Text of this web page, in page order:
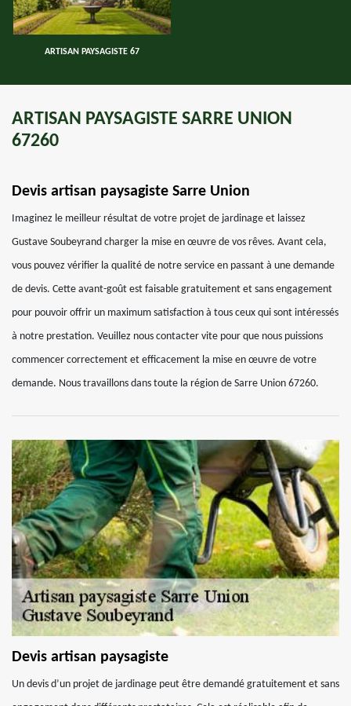
ARTISAN PAYSAGISTE 67
ARTISAN PAYSAGISTE SARRE UNION
67260
Devis artisan paysagiste Sarre Union
Imaginez le meilleur résultat de votre projet de jardinage et laissez
Gustave Soubeyrand charger la mise en œuvre de vos rêves. Avant cela,
vous pouvez vérifier la qualité de notre service en passant à une demande
de devis. Cette avant-goût est faisable gratuitement et sans engagement
pour pouvoir offrir un maximum satisfaction à tous ceux qui sont intéressés
à notre prestation. Veuillez nous contacter vite pour que nous puissions
commencer correctement et efficacement la mise en œuvre de votre
demande. Nous travaillons dans toute la région de Sarre Union 67260.
Devis artisan paysagiste
Un devis d’un projet de jardinage peut être demandé gratuitement et sans